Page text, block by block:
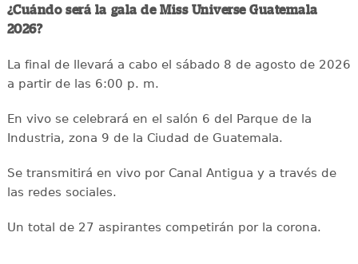
¿Cuándo será la gala de Miss Universe Guatemala
2026?
La final de llevará a cabo el sábado 8 de agosto de 2026
a partir de las 6:00 p. m.
En vivo se celebrará en el salón 6 del Parque de la
Industria, zona 9 de la Ciudad de Guatemala.
Se transmitirá en vivo por Canal Antigua y a través de
las redes sociales.
Un total de 27 aspirantes competirán por la corona.